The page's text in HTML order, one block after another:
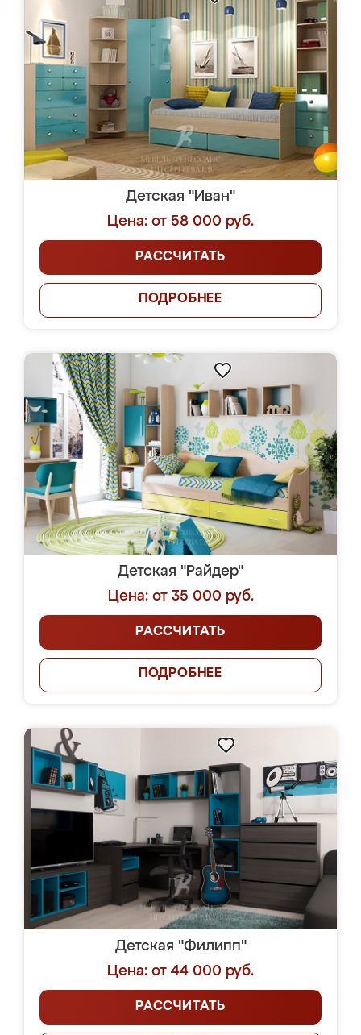
Детская "Иван"
Цена: от 58 000 руб.
РАССЧИТАТЬ
ПОДРОБНЕЕ
Детская "Райдер"
Цена: от 35 000 руб.
РАССЧИТАТЬ
ПОДРОБНЕЕ
Детская "Филипп"
Цена: от 44 000 руб.
РАССЧИТАТЬ